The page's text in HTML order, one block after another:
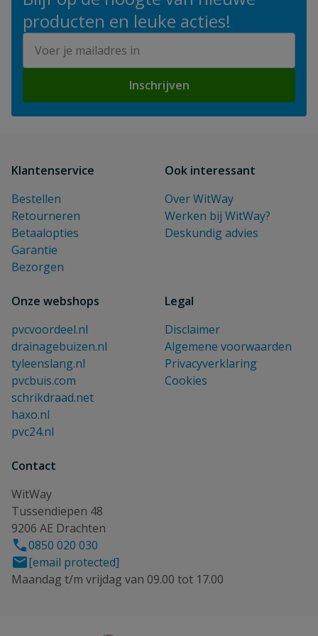
producten en leuke acties!
Inschrijven
Klantenservice
Bestellen
Retourneren
Betaalopties
Garantie
Bezorgen
Ook interessant
Over WitWay
Werken bij WitWay?
Deskundig advies
Onze webshops
pvcvoordeel.nl
drainagebuizen.nl
tyleenslang.nl
pvcbuis.com
schrikdraad.net
haxo.nl
pvc24.nl
Legal
Disclaimer
Algemene voorwaarden
Privacyverklaring
Cookies
Contact
WitWay
Tussendiepen 48
9206 AE Drachten
0850 020 030
[email protected]
Maandag t/m vrijdag van 09.00 tot 17.00